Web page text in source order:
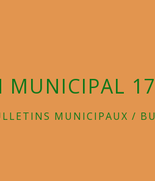
MUNICIPAL
MUNICIPAUX /